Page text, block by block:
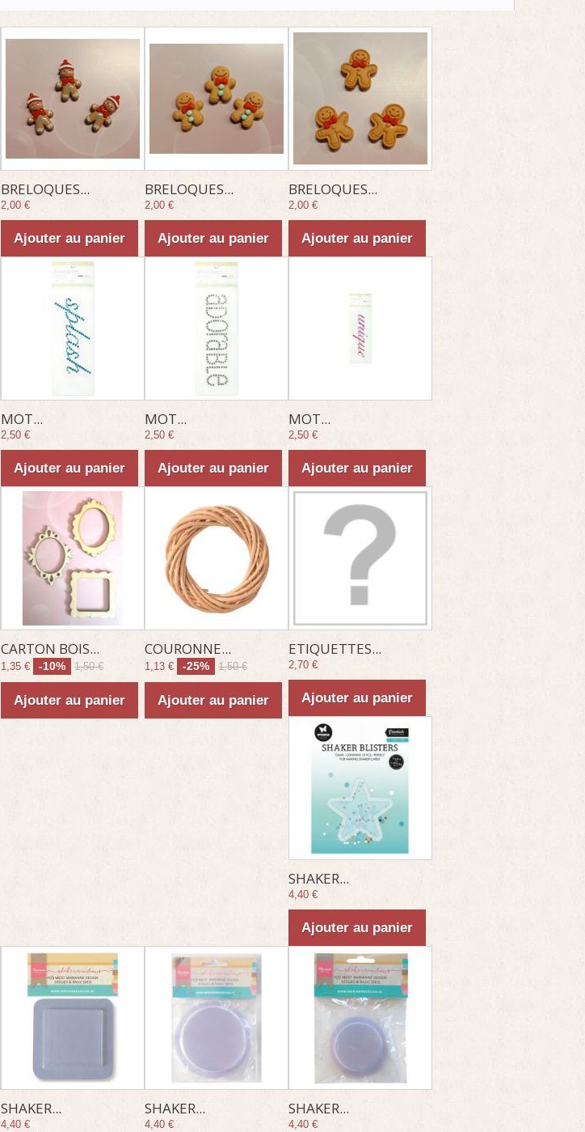
BRELOQUES...
2,00 €
Ajouter au panier
BRELOQUES...
2,00 €
Ajouter au panier
BRELOQUES...
2,00 €
Ajouter au panier
MOT...
2,50 €
Ajouter au panier
MOT...
2,50 €
Ajouter au panier
MOT...
2,50 €
Ajouter au panier
CARTON BOIS...
1,35 € -10% 1,50 €
Ajouter au panier
COURONNE...
1,13 € -25% 1,50 €
Ajouter au panier
ETIQUETTES...
2,70 €
Ajouter au panier
SHAKER...
4,40 €
Ajouter au panier
SHAKER...
4,40 €
SHAKER...
4,40 €
SHAKER...
4,40 €